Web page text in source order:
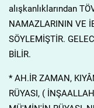
alışkanlıklarından
NAMAZLARININ VE
SÖYLEMİŞTİR.
BİLİR.
* AH.İR ZAMAN,
RÜYASI, (